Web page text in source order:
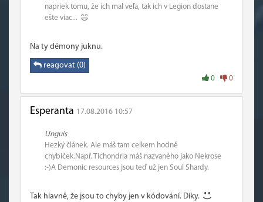
napriek tomu, že ich mal veľa, tak ich v Legion dostane
ešte viac...
Na ty démony juknu.
reagovat (0)
0 0
Esperanta 17.08.2016 10:57
Unguis
Hezký článek. Ale máš tam celkem hodně
chybiček.Např. Tichondria máš nazvaného jako Nekrose
:-)A Demonic resources jsou teď už jen Soul Shardy.
Tak hlavně, že jsou to chyby jen v kódování. Díky.